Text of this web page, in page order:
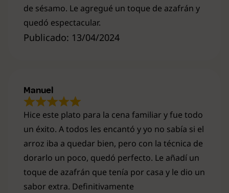
Publicado: 13/04/2024
de sésamo. Le agregué un toque de azafrán y
quedó espectacular.
Hice este plato para la cena familiar y fue todo
un éxito. A todos les encantó y yo no sabía si el
arroz iba a quedar bien, pero con la técnica de
dorarlo un poco, quedó perfecto. Le añadí un
toque de azafrán que tenía por casa y le dio un
sabor extra. Definitivamente
Manuel